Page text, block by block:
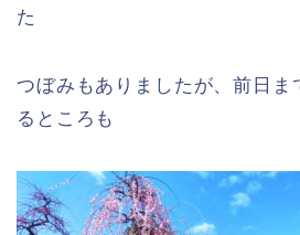
た
つぼみもありましたが、前日ま
るところも